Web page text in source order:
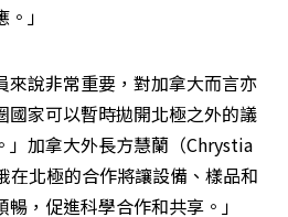
」
來說非常重要，對加拿大而言亦
國家可以暫時拋開北極之外的議
」加拿大外長方慧蘭（Chrystia
在北極的合作將讓設備、樣品和
，促進科學合作和共享。」